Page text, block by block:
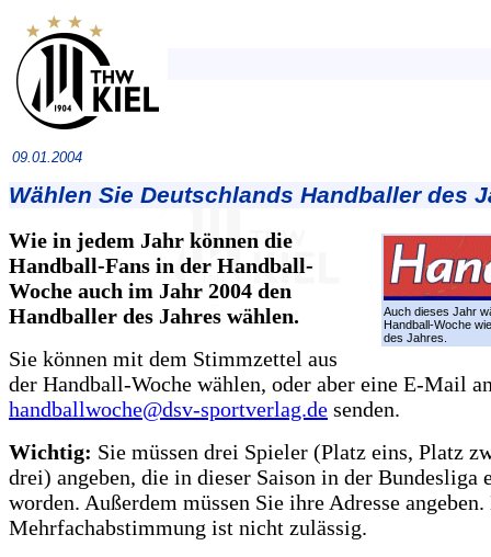
09.01.2004
Wählen Sie Deutschlands Handballer des
Auch dieses Jahr
Handball-Woche
des Jahres.
Wie in jedem Jahr können die
Handball-Fans in der Handball-
Woche auch im Jahr 2004 den
Handballer des Jahres wählen.
Sie können mit dem Stimmzettel aus
der Handball-Woche wählen, oder aber eine E-Mail
handballwoche@dsv-sportverlag.de senden.
Wichtig: Sie müssen drei Spieler (Platz eins, Platz
drei) angeben, die in dieser Saison in der Bundesliga
worden. Außerdem müssen Sie ihre Adresse angeben.
Mehrfachabstimmung ist nicht zulässig.